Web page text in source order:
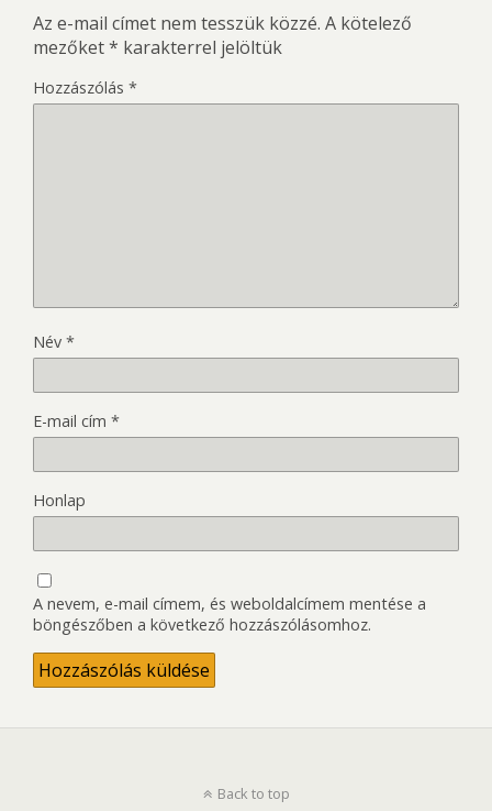
Az e-mail címet nem tesszük közzé. A kötelező
mezőket* karakterrel jelöltük
Hozzászólás *
Név *
E-mail cím *
Honlap
A nevem, e-mail címem, és weboldalcímem mentése a
böngészőben a következő hozzászólásomhoz.
Back to top